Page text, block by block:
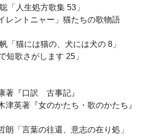
「人生処方歌集 53」
レントニャー」猫たちの歌物語
「猫には猫の、犬には犬の 8」
短歌さがします 25」
著『口訳 古事記』
津英著『女のかたち・歌のかたち』
朗「言葉の往還、意志の在り処」